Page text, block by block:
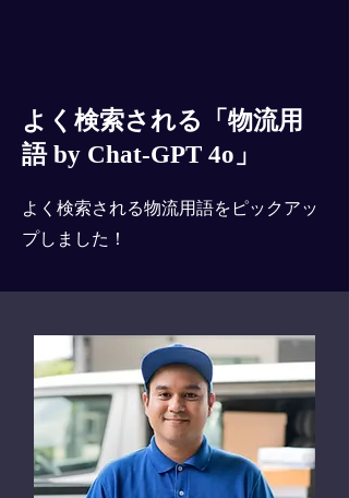
よく検索される「物流用
語 by Chat-GPT 4o」
よく検索される物流用語をピックアッ
プしました！